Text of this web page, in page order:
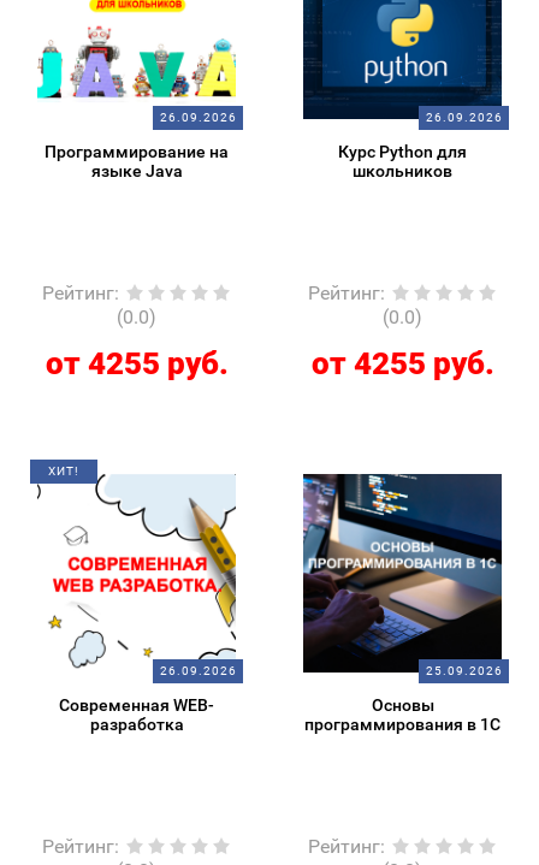
26.09.2026
Программирование на
языке Java
Рейтинг:
(0.0)
от 4255 руб.
26.09.2026
Курс Python для
школьников
Рейтинг:
(0.0)
от 4255 руб.
ХИТ!
26.09.2026
Современная WEB-
разработка
Рейтинг:
25.09.2026
Основы
программирования в 1С
Рейтинг: